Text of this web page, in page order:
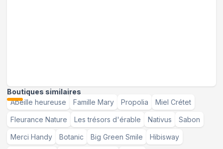
Boutiques similaires
Abeille heureuse
Famille Mary Propolia Miel Crétet
Fleurance Nature Les trésors d'érable Nativus Sabon
Merci Handy Botanic Big Green Smile Hibisway